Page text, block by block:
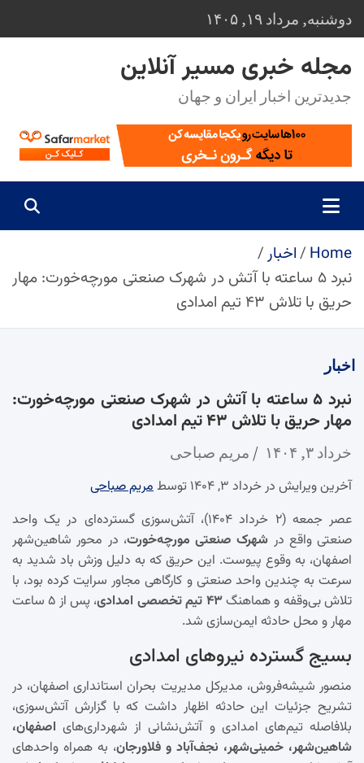
to
content
دوشنبه, مرداد ۱۹, ۱۴۰۵
مجله خبری مسیر آنلاین
جدیدترین اخبار ایران و جهان
Home
اخبار
نبرد ۵ ساعته با آتش در شهرک صنعتی مورچه‌خورت: مهار
حریق با تلاش ۴۳ تیم امدادی
اخبار
نبرد ۵ ساعته با آتش در شهرک صنعتی مورچه‌خورت:
مهار حریق با تلاش ۴۳ تیم امدادی
خرداد ۳, ۱۴۰۴ مریم صباحی
آخرین ویرایش در خرداد ۳, ۱۴۰۴ توسط
مریم صباحی
عصر جمعه (۲ خرداد ۱۴۰۴)، آتش‌سوزی گسترده‌ای در یک واحد
صنعتی واقع در شهرک صنعتی مورچه‌خورت، در محور شاهین‌شهر
اصفهان، به وقوع پیوست. این حریق که به دلیل وزش باد شدید به
سرعت به چندین واحد صنعتی و کارگاهی مجاور سرایت کرده بود، با
تلاش بی‌وقفه و هماهنگ۴۳ تیم تخصصی امدادی
، پس از ۵ ساعت
مهار و محل حادثه ایمن‌سازی شد.
بسیج گسترده نیروهای امدادی
منصور شیشه‌فروش، مدیرکل مدیریت بحران استانداری اصفهان، در
تشریح جزئیات این حادثه اظهار داشت که با گزارش آتش‌سوزی،
بلافاصله تیم‌های امدادی و آتش‌نشانی از شهرداری‌های اصفهان،
شاهین‌شهر، خمینی‌شهر، نجف‌آباد و فلاورجان، به همراه واحدهای